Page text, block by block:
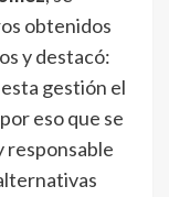
obtenidos
y destacó:
gestión el
eso que se
responsable